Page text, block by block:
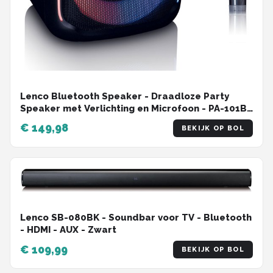
Lenco Bluetooth Speaker - Draadloze Party
Speaker met Verlichting en Microfoon - PA-101BK
€ 149,98 BEKIJK OP BOL
Lenco SB-080BK - Soundbar voor TV - Bluetooth
- HDMI - AUX - Zwart
€ 109,99 BEKIJK OP BOL